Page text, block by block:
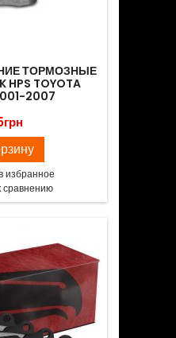
ТОРМОЗНЫЕ
TOYOTA
2007
избранное
сравнению